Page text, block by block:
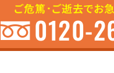
ご危篤･ご逝去でお
0120-